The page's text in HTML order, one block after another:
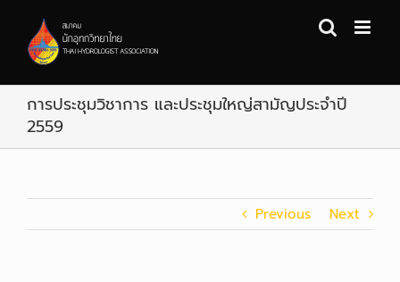
content
การประชุมวิชาการ และประชุมใหญ่สามัญประจำปี
2559
Previous Next